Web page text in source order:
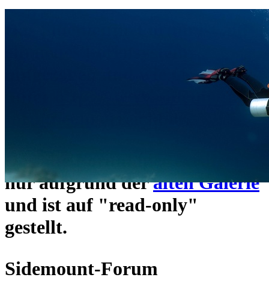
umgezogen und wie gewohnt
https://www.sidemount-
Das alte Forum hier existiert
nur aufgrund deralten Galerie
und ist auf "read-only"
gestellt.
Sidemount-Forum